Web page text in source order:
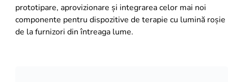
prototipare, aprovizionare și integrarea celor mai noi
componente pentru dispozitive de terapie cu lumină roșie
de la furnizori din întreaga lume.